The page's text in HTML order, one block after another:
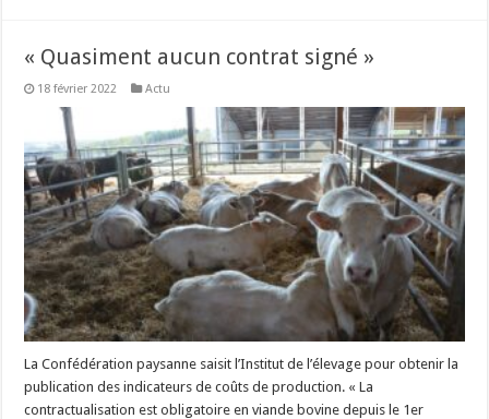
« Quasiment aucun contrat signé »
18 février 2022 Actu
La Confédération paysanne saisit l’Institut de l’élevage pour obtenir la
publication des indicateurs de coûts de production. « La
contractualisation est obligatoire en viande bovine depuis le 1er